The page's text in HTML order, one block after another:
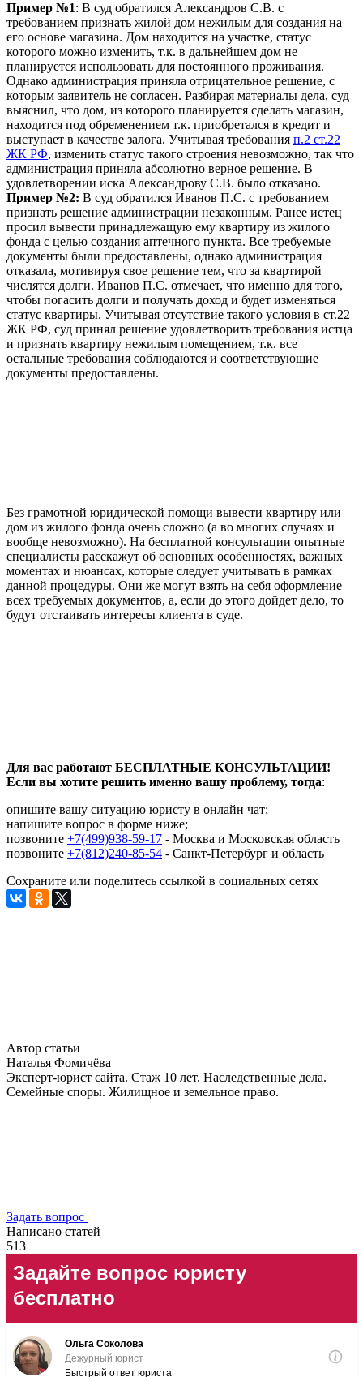
Пример №1: В суд обратился Александров С.В. с
требованием признать жилой дом нежилым для создания на
его основе магазина. Дом находится на участке, статус
которого можно изменить, т.к. в дальнейшем дом не
планируется использовать для постоянного проживания.
Однако администрация приняла отрицательное решение, с
которым заявитель не согласен. Разбирая материалы дела, суд
выяснил, что дом, из которого планируется сделать магазин,
находится под обременением т.к. приобретался в кредит и
выступает в качестве залога. Учитывая требования п.2 ст.22
ЖК РФ, изменить статус такого строения невозможно, так что
администрация приняла абсолютно верное решение. В
удовлетворении иска Александрову С.В. было отказано.
Пример №2: В суд обратился Иванов П.С. с требованием
признать решение администрации незаконным. Ранее истец
просил вывести принадлежащую ему квартиру из жилого
фонда с целью создания аптечного пункта. Все требуемые
документы были предоставлены, однако администрация
отказала, мотивируя свое решение тем, что за квартирой
числятся долги. Иванов П.С. отмечает, что именно для того,
чтобы погасить долги и получать доход и будет изменяться
статус квартиры. Учитывая отсутствие такого условия в ст.22
ЖК РФ, суд принял решение удовлетворить требования истца
и признать квартиру нежилым помещением, т.к. все
остальные требования соблюдаются и соответствующие
документы предоставлены.
Без грамотной юридической помощи вывести квартиру или
дом из жилого фонда очень сложно (а во многих случаях и
вообще невозможно). На бесплатной консультации опытные
специалисты расскажут об основных особенностях, важных
моментах и нюансах, которые следует учитывать в рамках
данной процедуры. Они же могут взять на себя оформление
всех требуемых документов, а, если до этого дойдет дело, то
будут отстаивать интересы клиента в суде.
Для вас работают БЕСПЛАТНЫЕ КОНСУЛЬТАЦИИ!
Если вы хотите решить именно вашу проблему, тогда:
опишите вашу ситуацию юристу в онлайн чат;
напишите вопрос в форме ниже;
позвоните +7(499)938-59-17 - Москва и Московская область
позвоните +7(812)240-85-54 - Санкт-Петербург и область
Сохраните или поделитесь ссылкой в социальных сетях
Автор статьи
Наталья Фомичёва
Эксперт-юрист сайта. Стаж 10 лет. Наследственные дела.
Семейные споры. Жилищное и земельное право.
Задать вопрос
Написано статей
513